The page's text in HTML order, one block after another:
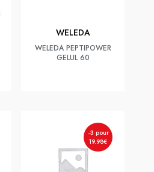
WELEDA
WELEDA PEPTIPOWER
GELUL 60
-3 pour
19.98€